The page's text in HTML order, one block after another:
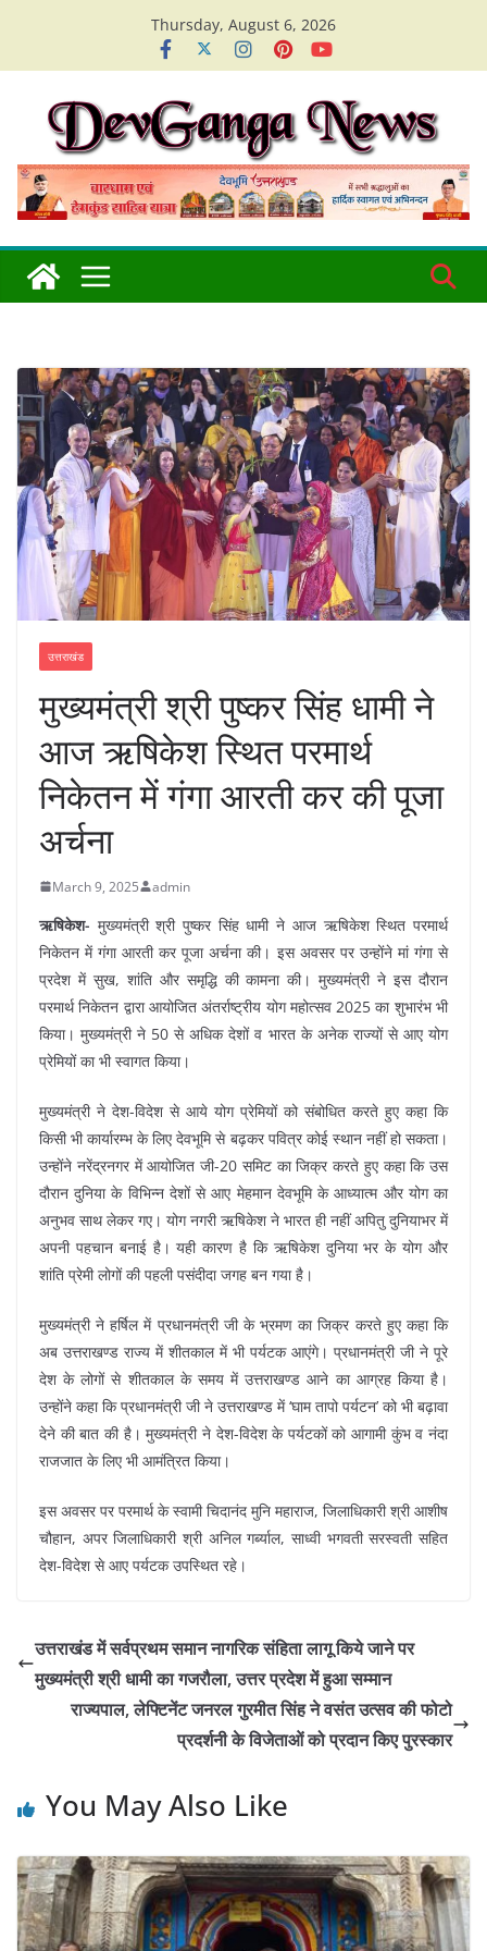
content
Thursday, August 6, 2026
उत्तराखंड
मुख्यमंत्री श्री पुष्कर सिंह धामी ने
आज ऋषिकेश स्थित परमार्थ
निकेतन में गंगा आरती कर की पूजा
अर्चना
March 9, 2025 admin
ऋषिकेश- मुख्यमंत्री श्री पुष्कर सिंह धामी ने आज ऋषिकेश स्थित परमार्थ
निकेतन में गंगा आरती कर पूजा अर्चना की। इस अवसर पर उन्होंने मां गंगा से
प्रदेश में सुख, शांति और समृद्धि की कामना की। मुख्यमंत्री ने इस दौरान
परमार्थ निकेतन द्वारा आयोजित अंतर्राष्ट्रीय योग महोत्सव 2025 का शुभारंभ भी
किया। मुख्यमंत्री ने 50 से अधिक देशों व भारत के अनेक राज्यों से आए योग
प्रेमियों का भी स्वागत किया।
मुख्यमंत्री ने देश-विदेश से आये योग प्रेमियों को संबोधित करते हुए कहा कि
किसी भी कार्यारम्भ के लिए देवभूमि से बढ़कर पवित्र कोई स्थान नहीं हो सकता।
उन्होंने नरेंद्रनगर में आयोजित जी-20 समिट का जिक्र करते हुए कहा कि उस
दौरान दुनिया के विभिन्न देशों से आए मेहमान देवभूमि के आध्यात्म और योग का
अनुभव साथ लेकर गए। योग नगरी ऋषिकेश ने भारत ही नहीं अपितु दुनियाभर में
अपनी पहचान बनाई है। यही कारण है कि ऋषिकेश दुनिया भर के योग और
शांति प्रेमी लोगों की पहली पसंदीदा जगह बन गया है।
मुख्यमंत्री ने हर्षिल में प्रधानमंत्री जी के भ्रमण का जिक्र करते हुए कहा कि
अब उत्तराखण्ड राज्य में शीतकाल में भी पर्यटक आएंगे। प्रधानमंत्री जी ने पूरे
देश के लोगों से शीतकाल के समय में उत्तराखण्ड आने का आग्रह किया है।
उन्होंने कहा कि प्रधानमंत्री जी ने उत्तराखण्ड में ‘घाम तापो पर्यटन’ को भी बढ़ावा
देने की बात की है। मुख्यमंत्री ने देश-विदेश के पर्यटकों को आगामी कुंभ व नंदा
राजजात के लिए भी आमंत्रित किया।
इस अवसर पर परमार्थ के स्वामी चिदानंद मुनि महाराज, जिलाधिकारी श्री आशीष
चौहान, अपर जिलाधिकारी श्री अनिल गर्ब्याल, साध्वी भगवती सरस्वती सहित
देश-विदेश से आए पर्यटक उपस्थित रहे।
उत्तराखंड में सर्वप्रथम समान नागरिक संहिता लागू किये जाने पर
मुख्यमंत्री श्री धामी का गजरौला, उत्तर प्रदेश में हुआ सम्मान
राज्यपाल, लेफ्टिनेंट जनरल गुरमीत सिंह ने वसंत उत्सव की फोटो
प्रदर्शनी के विजेताओं को प्रदान किए पुरस्कार
You May Also Like